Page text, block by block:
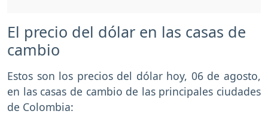
El precio del dólar en las casas de
cambio
Estos son los precios del dólar hoy, 06 de agosto,
en las casas de cambio de las principales ciudades
de Colombia: